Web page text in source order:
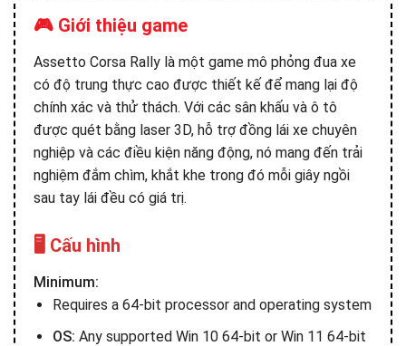
🎮 Giới thiệu game
Assetto Corsa Rally là một game mô phỏng đua xe
có độ trung thực cao được thiết kế để mang lại độ
chính xác và thử thách. Với các sân khấu và ô tô
được quét bằng laser 3D, hỗ trợ đồng lái xe chuyên
nghiệp và các điều kiện năng động, nó mang đến trải
nghiệm đắm chìm, khắt khe trong đó mỗi giây ngồi
sau tay lái đều có giá trị.
🖥️ Cấu hình
Minimum:
Requires a 64-bit processor and operating system
OS: Any supported Win 10 64-bit or Win 11 64-bit